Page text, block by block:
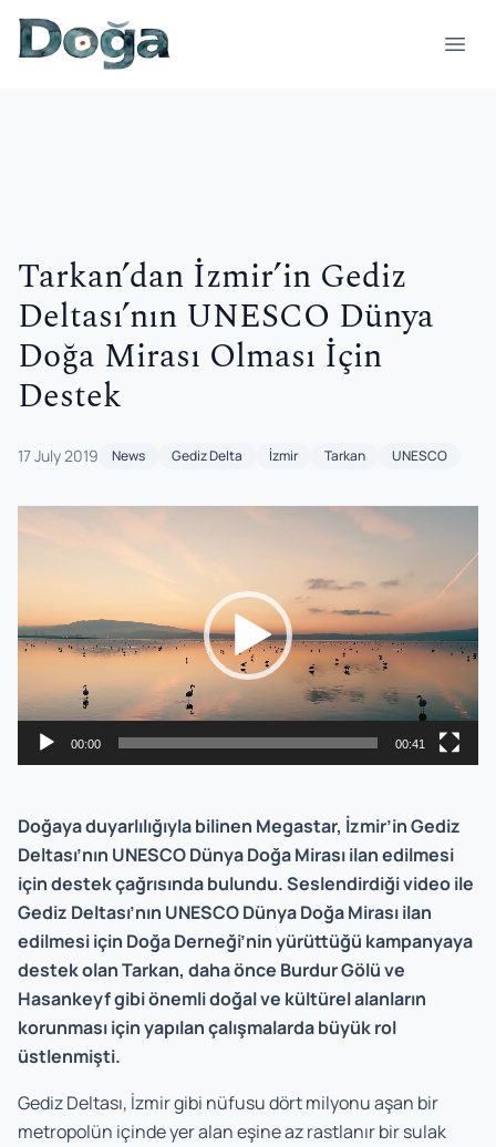
Skip to content
Tarkan’dan İzmir’in Gediz
Deltası’nın UNESCO Dünya
Doğa Mirası Olması İçin
Destek
17 July 2019 News Gediz Delta İzmir Tarkan UNESCO
00:00 00:41
Doğaya duyarlılığıyla bilinen Megastar, İzmir’in Gediz
Deltası’nın UNESCO Dünya Doğa Mirası ilan edilmesi
için destek çağrısında bulundu. Seslendirdiği video ile
Gediz Deltası’nın UNESCO Dünya Doğa Mirası ilan
edilmesi için Doğa Derneği’nin yürüttüğü kampanyaya
destek olan Tarkan, daha önce Burdur Gölü ve
Hasankeyf gibi önemli doğal ve kültürel alanların
korunması için yapılan çalışmalarda büyük rol
üstlenmişti.
Gediz Deltası, İzmir gibi nüfusu dört milyonu aşan bir
metropolün içinde yer alan eşine az rastlanır bir sulak